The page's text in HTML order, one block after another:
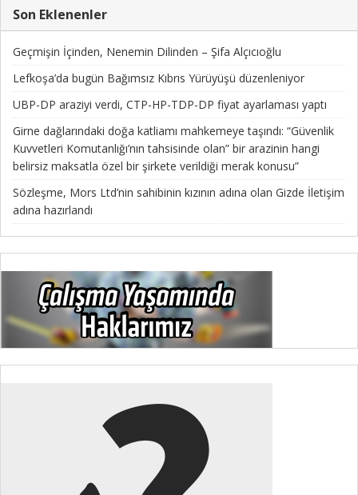
Son Eklenenler
Geçmişin İçinden, Nenemin Dilinden – Şifa Alçıcıoğlu
Lefkoşa’da bugün Bağımsız Kıbrıs Yürüyüşü düzenleniyor
UBP-DP araziyi verdi, CTP-HP-TDP-DP fiyat ayarlaması yaptı
Girne dağlarındaki doğa katliamı mahkemeye taşındı: “Güvenlik
Kuvvetleri Komutanlığı’nın tahsisinde olan” bir arazinin hangi
belirsiz maksatla özel bir şirkete verildiği merak konusu”
Sözleşme, Mors Ltd’nin sahibinin kızının adına olan Gizde İletişim
adına hazırlandı